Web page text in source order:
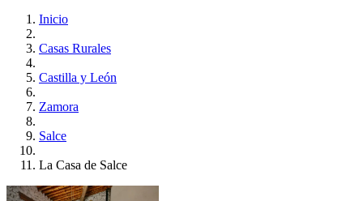
Inicio
Casas Rurales
Castilla y León
Zamora
Salce
La Casa de Salce